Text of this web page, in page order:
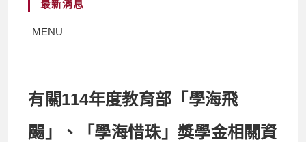
最新消息
MENU
有關114年度教育部「學海飛
颺」、「學海惜珠」獎學金相關資